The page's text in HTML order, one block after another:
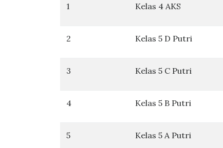
1 Kelas 4 AKS
2 Kelas 5 D Putri
3 Kelas 5 C Putri
4 Kelas 5 B Putri
5 Kelas 5 A Putri